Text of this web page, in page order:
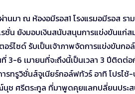
นมา ณ ห้องอมีรอส1 โรงแรมอมีรอส
ชั่น ยังมอบเงินสนับสนุนการแข่งขันแก่
ไซด์ รับเป็นเจ้าภาพจัดการแข่งขันกอ
3-6 เมายนที่จะถึงนี้เป็นเวลา 3 ปีติดต่
ทรูวิชั่นส์จูเนียร์กอล์ฟทัวร์ อาทิ โปรไ
ช ศรีตระกูล ที่มาพูดคุยแลกปลี่ยนประ